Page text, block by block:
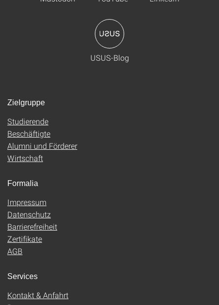
USUS-Blog
Zielgruppe
Studierende
Beschäftigte
Alumni und Förderer
Wirtschaft
Formalia
Impressum
Datenschutz
Barrierefreiheit
Zertifikate
AGB
Services
Kontakt & Anfahrt